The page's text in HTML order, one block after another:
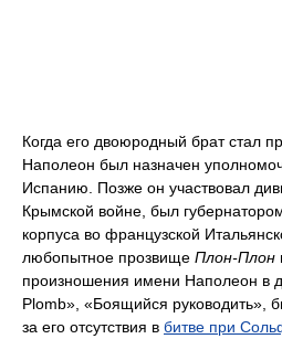
Когда его двоюродный брат стал
Наполеон был назначен
Испанию. Позже он участвовал
Крымской войне, был
корпуса во французской
любопытное прозвище Плон-Плон
произношения имени Наполеон в
Plomb», «Боящийся руководить»,
за его отсутствия в битве при